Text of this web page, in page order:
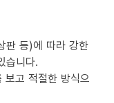
판 등)에 따라 강한
습니다.
보고 적절한 방식으